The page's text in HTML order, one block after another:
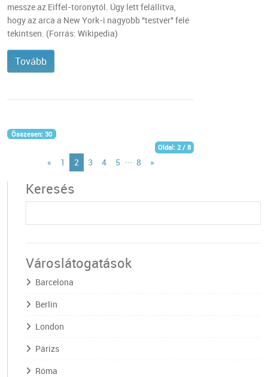
messze az Eiffel-toronytól. Úgy lett felállítva,
hogy az arca a New York-i nagyobb "testvér" felé
tekintsen. (Forrás: Wikipedia)
Tovább
Összesen: 30
Oldal: 2 / 8
« 1 2 3 4 5 ... 8 »
Keresés
Városlátogatások
Barcelona
Berlin
London
Párizs
Róma